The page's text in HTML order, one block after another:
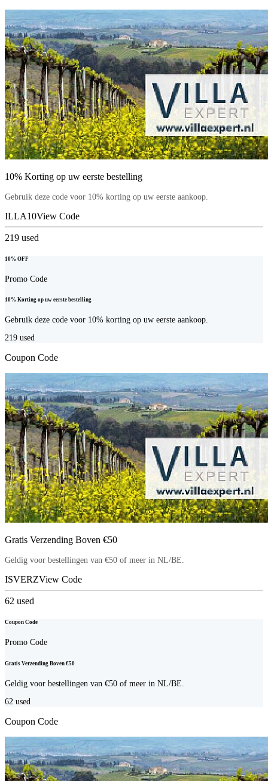
10% Korting op uw eerste bestelling
Gebruik deze code voor 10% korting op uw eerste aankoop.
ILLA10View Code
219 used
10% OFF
Promo Code
10% Korting op uw eerste bestelling
Gebruik deze code voor 10% korting op uw eerste aankoop.
219 used
Coupon Code
Gratis Verzending Boven €50
Geldig voor bestellingen van €50 of meer in NL/BE.
ISVERZView Code
62 used
Coupon Code
Promo Code
Gratis Verzending Boven €50
Geldig voor bestellingen van €50 of meer in NL/BE.
62 used
Coupon Code